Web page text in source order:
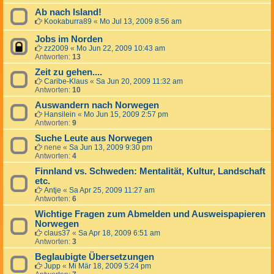
Ab nach Island!
Kookaburra89 « Mo Jul 13, 2009 8:56 am
Jobs im Norden
zz2009 « Mo Jun 22, 2009 10:43 am
Antworten: 13
Zeit zu gehen....
Caribe-Klaus « Sa Jun 20, 2009 11:32 am
Antworten: 10
Auswandern nach Norwegen
Hansilein « Mo Jun 15, 2009 2:57 pm
Antworten: 9
Suche Leute aus Norwegen
nene « Sa Jun 13, 2009 9:30 pm
Antworten: 4
Finnland vs. Schweden: Mentalität, Kultur, Landschaft
etc.
Antje « Sa Apr 25, 2009 11:27 am
Antworten: 6
Wichtige Fragen zum Abmelden und Ausweispapieren
Norwegen
claus37 « Sa Apr 18, 2009 6:51 am
Antworten: 3
Beglaubigte Übersetzungen
Jupp « Mi Mär 18, 2009 5:24 pm